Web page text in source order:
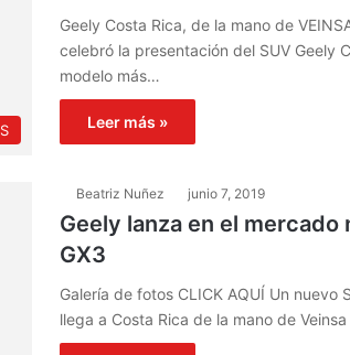
Geely Costa Rica, de la mano de
celebró la pre­sentación del SUV Geely
modelo más…
Leer más »
Beatriz Nuñez junio 7, 2019
Geely lanza en el mercado
GX3
Galería de fotos CLICK AQUÍ Un nuevo
llega a Costa Rica de la mano de